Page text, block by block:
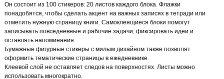
Он состоит из 100 стикеров: 20 листов каждого блока. Флажки
понадобятся, чтобы сделать акцент на важных записях в тетради или
отметить нужную страницу книги. Самоклеящиеся блоки помогут
записывать повседневные и рабочие задачи, фиксировать идеи и
оставлять напоминания.
Бумажные фигурные стикеры с милым дизайном также позволят
оформить тематические страницы в ежедневнике.
Клеевой слой не оставляет следов на поверхностях. Листы можно
использовать многократно.